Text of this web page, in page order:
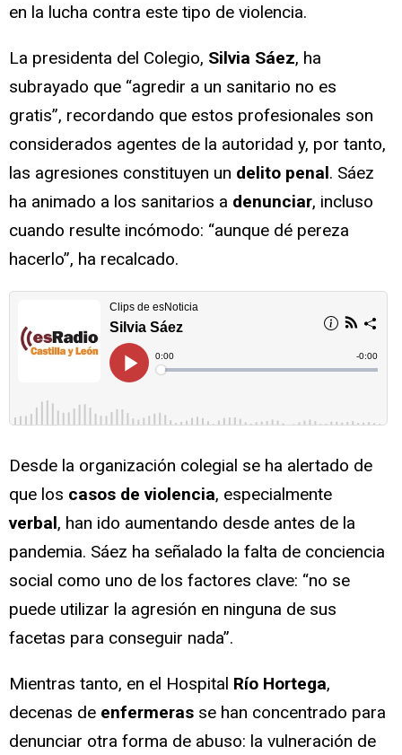
en la lucha contra este tipo de violencia.
La presidenta del Colegio, Silvia Sáez, ha
subrayado que “agredir a un sanitario no es
gratis”, recordando que estos profesionales son
considerados agentes de la autoridad y, por tanto,
las agresiones constituyen un delito penal. Sáez
ha animado a los sanitarios a denunciar, incluso
cuando resulte incómodo: “aunque dé pereza
hacerlo”, ha recalcado.
Desde la organización colegial se ha alertado de
que los casos de violencia, especialmente
verbal, han ido aumentando desde antes de la
pandemia. Sáez ha señalado la falta de conciencia
social como uno de los factores clave: “no se
puede utilizar la agresión en ninguna de sus
facetas para conseguir nada”.
Mientras tanto, en el Hospital Río Hortega,
decenas de enfermeras se han concentrado para
denunciar otra forma de abuso: la vulneración de